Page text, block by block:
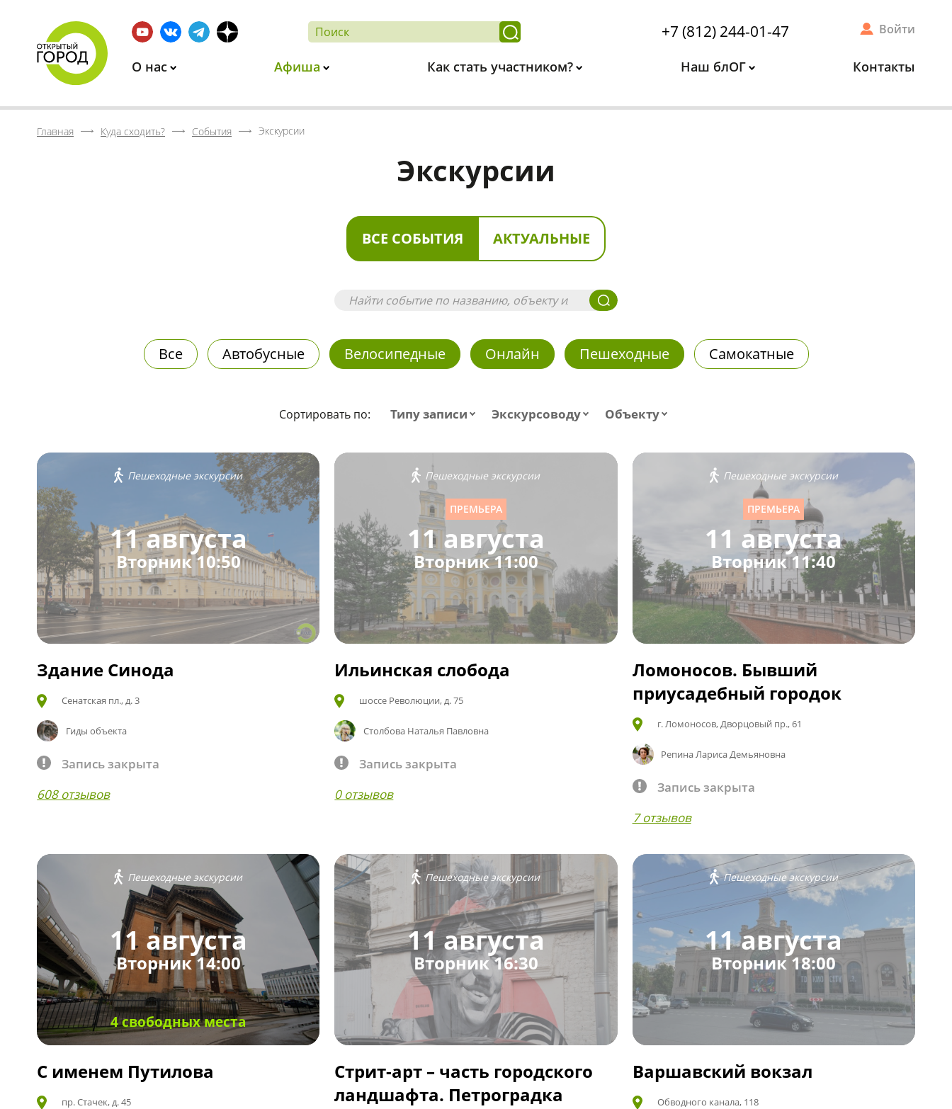
+7 (812) 244-01-47 Войти
О нас Афиша Как стать участником? Наш блОГ Контакты
Главная Куда сходить? События Экскурсии
Экскурсии
ВСЕ СОБЫТИЯ АКТУАЛЬНЫЕ
Все Автобусные Велосипедные Онлайн Пешеходные Самокатные
Сортировать по: Типу записи Экскурсоводу Объекту
Пешеходные экскурсии
11 августа
Вторник 10:50
Здание Синода
Сенатская пл., д. 3
Гиды объекта
Запись закрыта
608 отзывов
Пешеходные экскурсии
ПРЕМЬЕРА
11 августа
Вторник 11:00
Ильинская слобода
шоссе Революции, д. 75
Столбова Наталья Павловна
Запись закрыта
0 отзывов
Пешеходные экскурсии
ПРЕМЬЕРА
11 августа
Вторник 11:40
Ломоносов. Бывший
приусадебный городок
г. Ломоносов, Дворцовый пр., 61
Репина Лариса Демьяновна
Запись закрыта
7 отзывов
Пешеходные экскурсии
11 августа
Вторник 14:00
4 свободных места
С именем Путилова
пр. Стачек, д. 45
Пешеходные экскурсии
11 августа
Вторник 16:30
Стрит-арт – часть городского
ландшафта. Петроградка
Пешеходные экскурсии
11 августа
Вторник 18:00
Варшавский вокзал
Обводного канала, 118